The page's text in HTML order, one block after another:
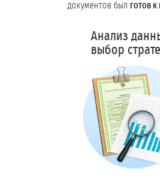
документов был готов
Анализ
выбор